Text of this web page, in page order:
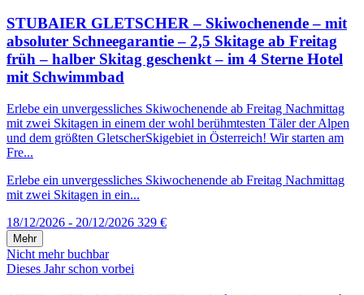
STUBAIER GLETSCHER – Skiwochenende – mit
absoluter Schneegarantie – 2,5 Skitage ab Freitag
früh – halber Skitag geschenkt – im 4 Sterne Hotel
mit Schwimmbad
Erlebe ein unvergessliches Skiwochenende ab Freitag Nachmittag
mit zwei Skitagen in einem der wohl berühmtesten Täler der Alpen
und dem größten GletscherSkigebiet in Österreich! Wir starten am
Fre...
Erlebe ein unvergessliches Skiwochenende ab Freitag Nachmittag
mit zwei Skitagen in ein...
18/12/2026 - 20/12/2026 329 €
Mehr
Nicht mehr buchbar
Dieses Jahr schon vorbei